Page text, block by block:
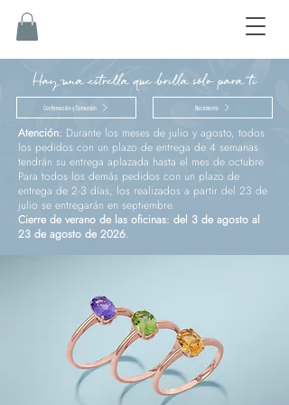
Hay una estrella que brilla sólo para ti
Confirmación y Comunión Nacimiento
Atención: Durante los meses de julio y agosto, todos
los pedidos con un plazo de entrega de 4 semanas
tendrán su entrega aplazada hasta el mes de octubre.
Para todos los demás pedidos con un plazo de
entrega de 2-3 días, los realizados a partir del 23 de
julio se entregarán en septiembre.
Cierre de verano de las oficinas: del 3 de agosto al
23 de agosto de 2026.